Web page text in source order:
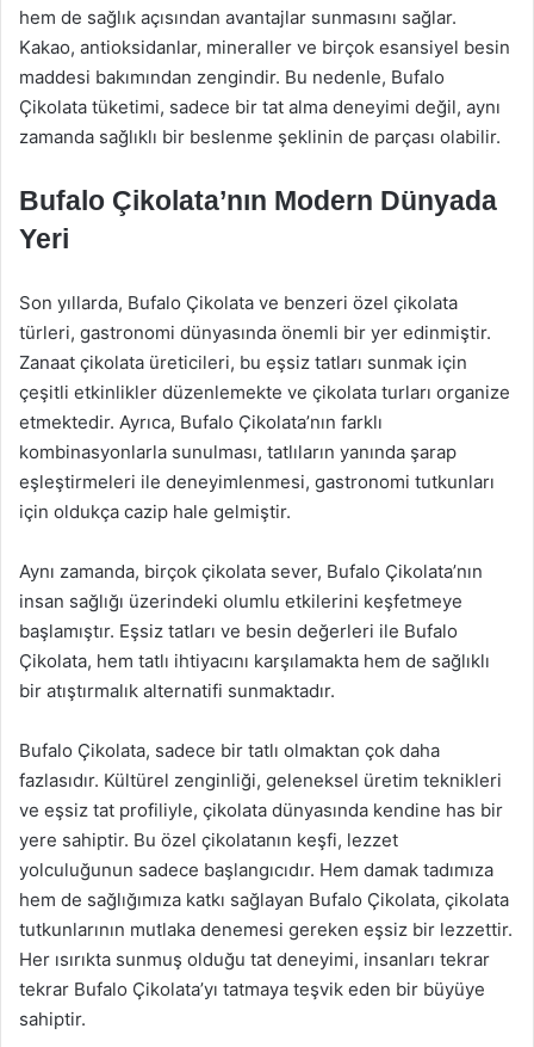
hem de sağlık açısından avantajlar sunmasını sağlar.
Kakao, antioksidanlar, mineraller ve birçok esansiyel besin
maddesi bakımından zengindir. Bu nedenle, Bufalo
Çikolata tüketimi, sadece bir tat alma deneyimi değil, aynı
zamanda sağlıklı bir beslenme şeklinin de parçası olabilir.
Bufalo Çikolata’nın Modern Dünyada
Yeri
Son yıllarda, Bufalo Çikolata ve benzeri özel çikolata
türleri, gastronomi dünyasında önemli bir yer edinmiştir.
Zanaat çikolata üreticileri, bu eşsiz tatları sunmak için
çeşitli etkinlikler düzenlemekte ve çikolata turları organize
etmektedir. Ayrıca, Bufalo Çikolata’nın farklı
kombinasyonlarla sunulması, tatlıların yanında şarap
eşleştirmeleri ile deneyimlenmesi, gastronomi tutkunları
için oldukça cazip hale gelmiştir.
Aynı zamanda, birçok çikolata sever, Bufalo Çikolata’nın
insan sağlığı üzerindeki olumlu etkilerini keşfetmeye
başlamıştır. Eşsiz tatları ve besin değerleri ile Bufalo
Çikolata, hem tatlı ihtiyacını karşılamakta hem de sağlıklı
bir atıştırmalık alternatifi sunmaktadır.
Bufalo Çikolata, sadece bir tatlı olmaktan çok daha
fazlasıdır. Kültürel zenginliği, geleneksel üretim teknikleri
ve eşsiz tat profiliyle, çikolata dünyasında kendine has bir
yere sahiptir. Bu özel çikolatanın keşfi, lezzet
yolculuğunun sadece başlangıcıdır. Hem damak tadımıza
hem de sağlığımıza katkı sağlayan Bufalo Çikolata, çikolata
tutkunlarının mutlaka denemesi gereken eşsiz bir lezzettir.
Her ısırıkta sunmuş olduğu tat deneyimi, insanları tekrar
tekrar Bufalo Çikolata’yı tatmaya teşvik eden bir büyüye
sahiptir.